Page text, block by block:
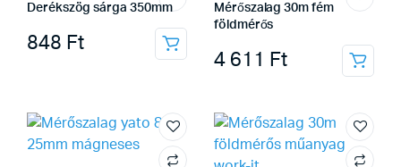
Derékszög sárga 350mm
848 Ft
Mérőszalag 30m fém
földmérős
4 611 Ft